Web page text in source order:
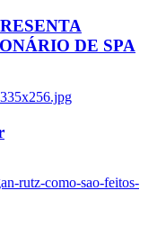
DE SPA
rutz-como-sao-feitos-